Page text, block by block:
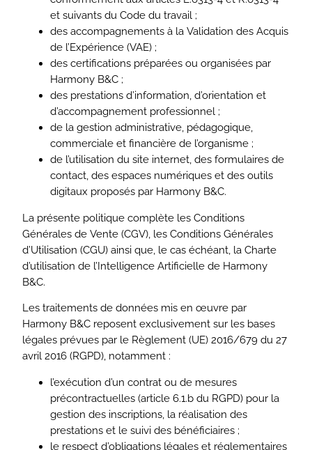
et suivants du Code du travail ;
des accompagnements à la Validation des Acquis
de l’Expérience (VAE) ;
des certifications préparées ou organisées par
Harmony B&C ;
des prestations d’information, d’orientation et
d’accompagnement professionnel ;
de la gestion administrative, pédagogique,
commerciale et financière de l’organisme ;
de l’utilisation du site internet, des formulaires de
contact, des espaces numériques et des outils
digitaux proposés par Harmony B&C.
La présente politique complète les Conditions
Générales de Vente (CGV), les Conditions Générales
d’Utilisation (CGU) ainsi que, le cas échéant, la Charte
d’utilisation de l’Intelligence Artificielle de Harmony
B&C.
Les traitements de données mis en œuvre par
Harmony B&C reposent exclusivement sur les bases
légales prévues par le Règlement (UE) 2016/679 du 27
avril 2016 (RGPD), notamment :
l’exécution d’un contrat ou de mesures
précontractuelles (article 6.1.b du RGPD) pour la
gestion des inscriptions, la réalisation des
prestations et le suivi des bénéficiaires ;
le respect d’obligations légales et réglementaires